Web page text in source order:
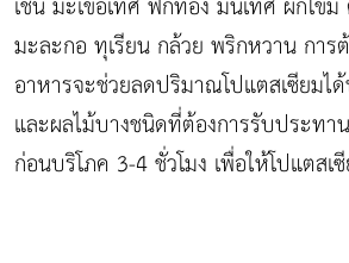
มะละกอ ทุเรียน กล้วย พริกหวาน การ
อาหารจะช่วยลดปริมาณโปแตสเซียม
และผลไม้บางชนิดที่ต้องการรับประท
ก่อนบริโภค 3-4 ชั่วโมง เพื่อให้โปแตส